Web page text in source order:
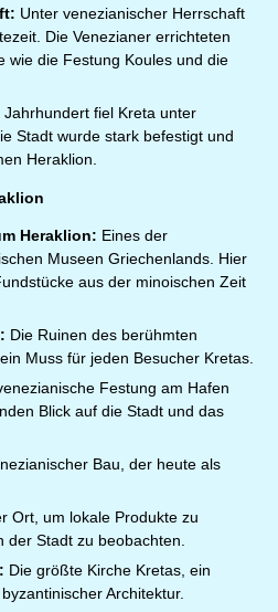
Unter venezianischer Herrschaft
Die Venezianer errichteten
wie die Festung Koules und die
Jahrhundert fiel Kreta unter
Stadt wurde stark befestigt und
Heraklion.
Heraklion: Eines der
Museen Griechenlands. Hier
aus der minoischen Zeit
: Die Ruinen des berühmten
Muss für jeden Besucher Kretas.
Festung am Hafen
Blick auf die Stadt und das
Bau, der heute als
Ort, um lokale Produkte zu
Stadt zu beobachten.
: Die größte Kirche Kretas, ein
Architektur.